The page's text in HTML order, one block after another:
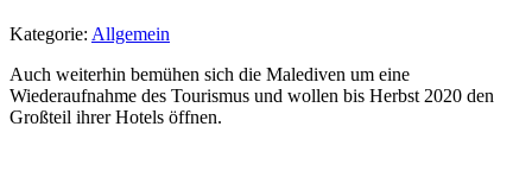
Kategorie: Allgemein
Auch weiterhin bemühen sich die Malediven um eine
Wiederaufnahme des Tourismus und wollen bis Herbst 2020 den
Großteil ihrer Hotels öffnen.